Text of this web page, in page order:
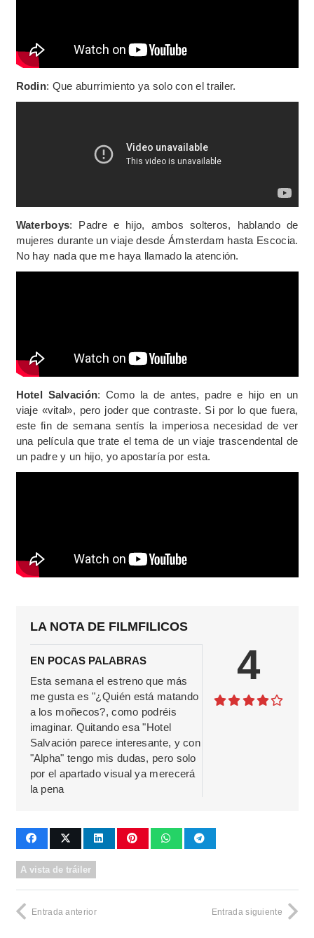
Rodin: Que aburrimiento ya solo con el trailer.
Waterboys: Padre e hijo, ambos solteros, hablando de
mujeres durante un viaje desde Ámsterdam hasta Escocia.
No hay nada que me haya llamado la atención.
Hotel Salvación: Como la de antes, padre e hijo en un
viaje «vital», pero joder que contraste. Si por lo que fuera,
este fin de semana sentís la imperiosa necesidad de ver
una película que trate el tema de un viaje trascendental de
un padre y un hijo, yo apostaría por esta.
LA NOTA DE FILMFILICOS
EN POCAS PALABRAS
Esta semana el estreno que más
me gusta es "¿Quién está matando
a los moñecos?, como podréis
imaginar. Quitando esa "Hotel
Salvación parece interesante, y con
"Alpha" tengo mis dudas, pero solo
por el apartado visual ya merecerá
la pena
4
A vista de tráiler
Entrada anterior Entrada siguiente